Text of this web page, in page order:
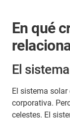
En qué
El
El sistema solar
corporativa.
celestes. El